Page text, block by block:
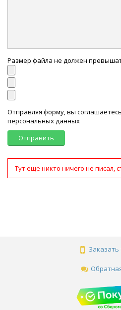
Размер файла не должен
Отправляя форму, вы
персональных данных
Отправить
Тут еще никто ничего не писал,
Заказать